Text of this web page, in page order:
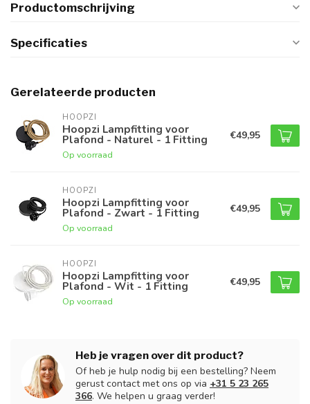
Productomschrijving
Specificaties
Gerelateerde producten
HOOPZI
Hoopzi Lampfitting voor
Plafond - Naturel - 1 Fitting
Op voorraad
€49,95
HOOPZI
Hoopzi Lampfitting voor
Plafond - Zwart - 1 Fitting
Op voorraad
€49,95
HOOPZI
Hoopzi Lampfitting voor
Plafond - Wit - 1 Fitting
Op voorraad
€49,95
Heb je vragen over dit product?
Of heb je hulp nodig bij een bestelling? Neem
gerust contact met ons op via +31 5 23 265
366. We helpen u graag verder!